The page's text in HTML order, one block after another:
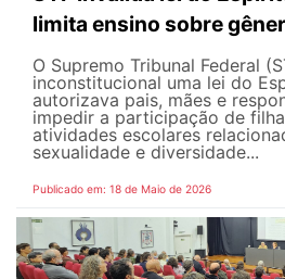
limita ensino sobre
O Supremo Tribunal Federal
inconstitucional uma lei do
autorizava pais, mães e
impedir a participação de
atividades escolares
sexualidade e diversidade...
Publicado em: 18 de Maio de 2026